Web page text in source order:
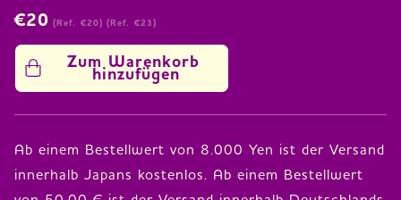
€20 (Ref. €20) (Ref. €23)
Zum Warenkorb
hinzufügen
Ab einem Bestellwert von 8.000 Yen ist der Versand
innerhalb Japans kostenlos. Ab einem Bestellwert